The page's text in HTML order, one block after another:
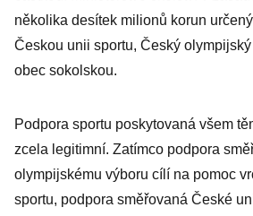
několika desítek milionů korun
Českou unii sportu, Český
obec sokolskou.
Podpora sportu poskytovaná všem
zcela legitimní. Zatímco podpora
olympijskému výboru cílí na pomoc
sportu, podpora směřovaná České